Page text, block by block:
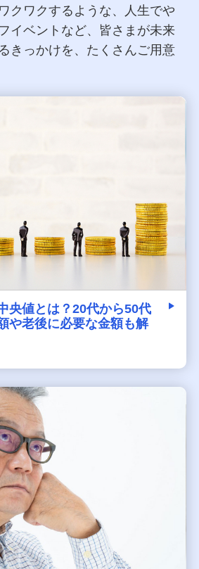
クワクするような、人生でや
イベントなど、皆さまが未来
きっかけを、たくさんご用意
央値とは？20代から50代
や老後に必要な金額も解